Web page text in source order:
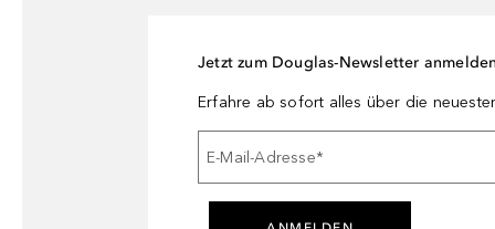
Jetzt zum Douglas-Newsletter
Erfahre ab sofort alles über die
E-Mail-Adresse*